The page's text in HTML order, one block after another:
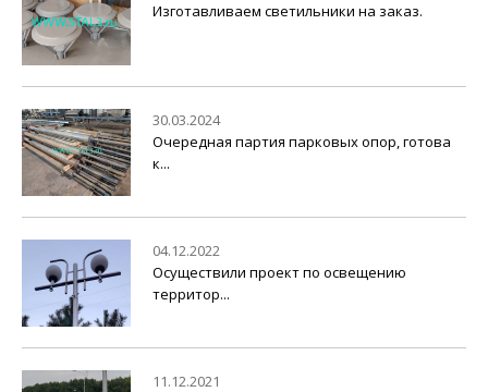
Изготавливаем светильники на заказ.
30.03.2024
Очередная партия парковых опор, готова
к...
04.12.2022
Осуществили проект по освещению
территор...
11.12.2021